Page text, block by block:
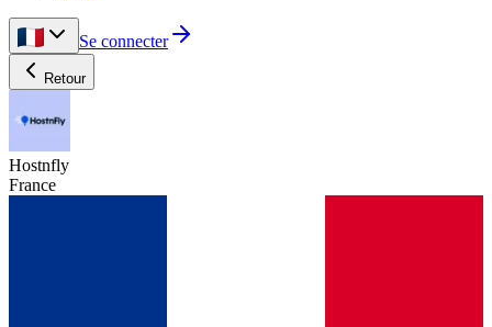
Se connecter
Retour
Hostnfly
France